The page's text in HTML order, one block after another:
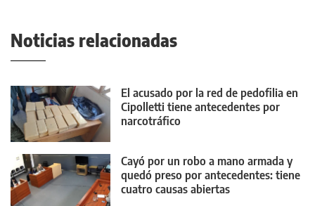
Noticias relacionadas
El acusado por la red de pedofilia en
Cipolletti tiene antecedentes por
narcotráfico
Cayó por un robo a mano armada y
quedó preso por antecedentes: tiene
cuatro causas abiertas